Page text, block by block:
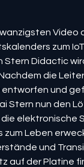
Video
zum
Stern Didactic
die
entworfen und
Stern nun den
die elektronische
zum Leben
und
auf der Platine